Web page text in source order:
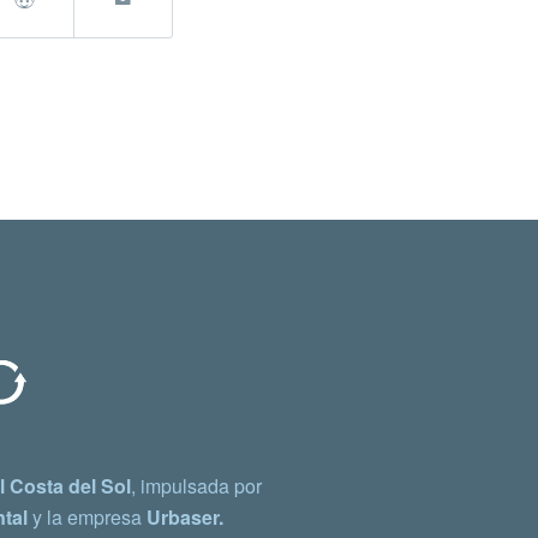
Costa del Sol, impulsada por
y la empresa Urbaser.